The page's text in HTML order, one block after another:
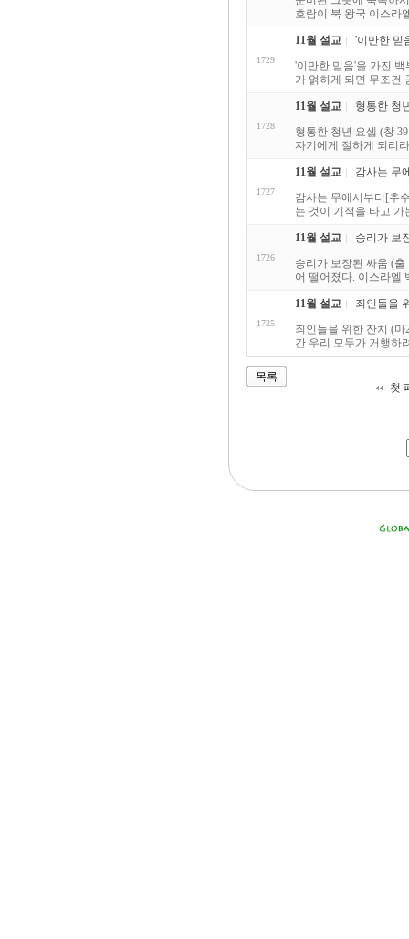
호람이 북 왕국 이스라
1729
11월 설교
'이만한 믿
'이만한 믿음'을 가진
가 얽히게 되면 무조건
1728
11월 설교
형통한 청
형통한 청년 요셉 (창
자기에게 절하게 되리
1727
11월 설교
감사는 무
감사는 무에서부터[추
는 것이 기적을 타고
1726
11월 설교
승리가 보
승리가 보장된 싸움 (
어 떨어졌다. 이스라엘
1725
11월 설교
죄인들을
죄인들을 위한 잔치 (
간 우리 모두가 거행하
목록
첫